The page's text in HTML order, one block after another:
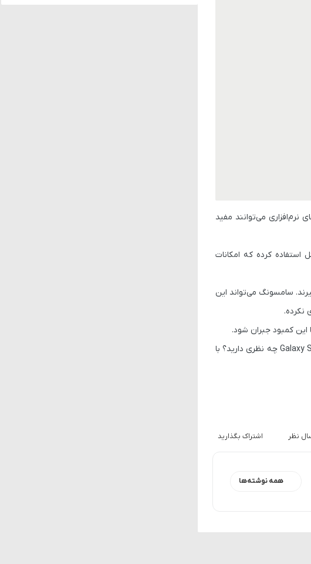
نرم‌افزاری می‌توانند مفید
استفاده کرده که امکانات
بگیرند. سامسونگ می‌تواند این
نکرده.
کمبود جبران شود.
آخرین اخبار مرتبط با تکنولوژی را پوشش می‌دهیم، پس حتماً با ما همراه باشید. شما در مورد دوربین Galaxy S26 چه نظری دارید؟ با
نظر اشتراک بگذارید
همه نوشته‌ها